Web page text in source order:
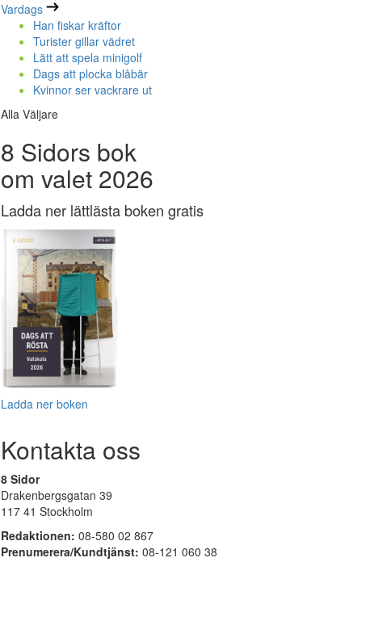
Vardags
Han fiskar kräftor
Turister gillar vädret
Lätt att spela minigolf
Dags att plocka blåbär
Kvinnor ser vackrare ut
Alla Väljare
8 Sidors bok
om valet 2026
Ladda ner lättlästa boken gratis
Ladda ner boken
Kontakta oss
8 Sidor
Drakenbergsgatan 39
117 41 Stockholm
Redaktionen: 08-580 02 867
Prenumerera/Kundtjänst: 08-121 060 38